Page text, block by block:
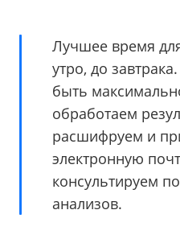
Лучшее время
утро, до
быть
обработаем
расшифруем и
электронную
консультируем
анализов.